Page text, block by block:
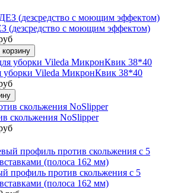
(дезсредство с моющим эффектом)
уборки Vileda МикронКвик 38*40
скольжения NoSlipper
профиль против скольжения с 5
(полоса 162 мм)